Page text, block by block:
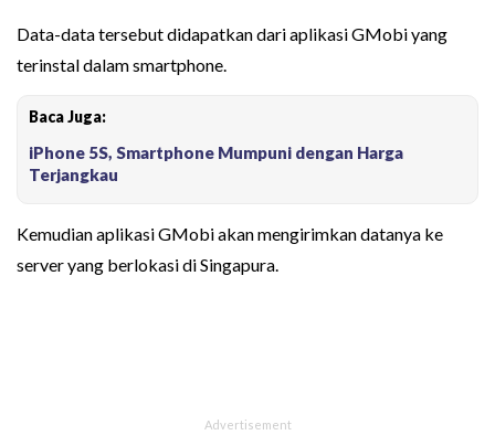
Data-data tersebut didapatkan dari aplikasi GMobi yang
terinstal dalam smartphone.
Baca Juga:
iPhone 5S, Smartphone Mumpuni dengan Harga
Terjangkau
Kemudian aplikasi GMobi akan mengirimkan datanya ke
server yang berlokasi di Singapura.